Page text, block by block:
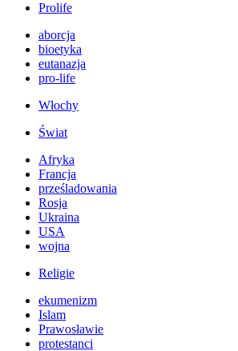
Prolife
aborcja
bioetyka
eutanazja
pro-life
Włochy
Świat
Afryka
Francja
prześladowania
Rosja
Ukraina
USA
wojna
Religie
ekumenizm
Islam
Prawosławie
protestanci